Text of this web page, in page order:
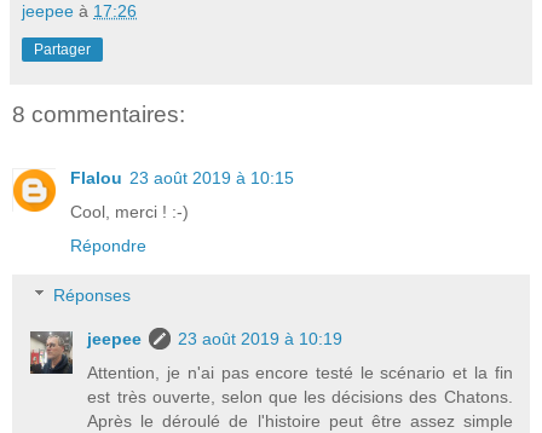
jeepee à 17:26
Partager
8 commentaires:
Flalou 23 août 2019 à 10:15
Cool, merci ! :-)
Répondre
Réponses
jeepee
23 août 2019 à 10:19
Attention, je n'ai pas encore testé le scénario et la fin
est très ouverte, selon que les décisions des Chatons.
Après le déroulé de l'histoire peut être assez simple